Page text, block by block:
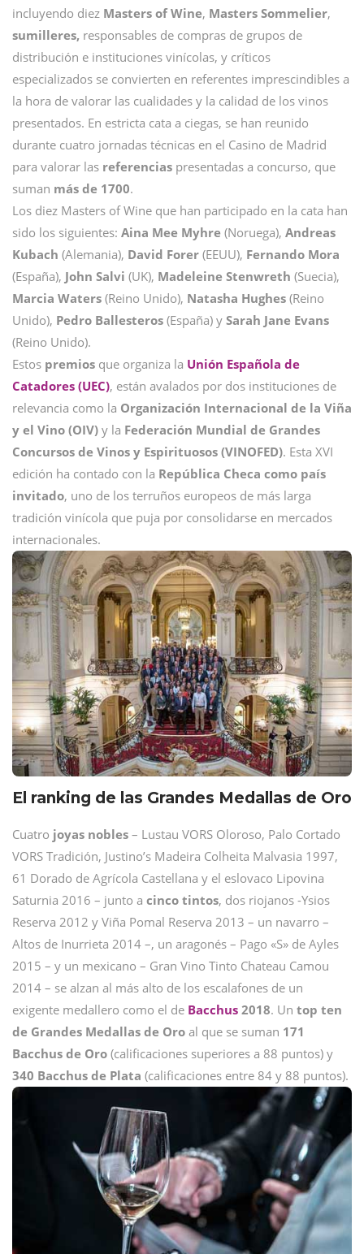
incluyendo diez Masters of Wine, Masters Sommelier,
sumilleres, responsables de compras de grupos de
distribución e instituciones vinícolas, y críticos
especializados se convierten en referentes imprescindibles a
la hora de valorar las cualidades y la calidad de los vinos
presentados. En estricta cata a ciegas, se han reunido
durante cuatro jornadas técnicas en el Casino de Madrid
para valorar las referencias presentadas a concurso, que
suman más de 1700.
Los diez Masters of Wine que han participado en la cata han
sido los siguientes: Aina Mee Myhre (Noruega), Andreas
Kubach (Alemania), David Forer (EEUU), Fernando Mora
(España), John Salvi (UK), Madeleine Stenwreth (Suecia),
Marcia Waters (Reino Unido), Natasha Hughes (Reino
Unido), Pedro Ballesteros (España) y Sarah Jane Evans
(Reino Unido).
Estos premios que organiza la Unión Española de
Catadores (UEC), están avalados por dos instituciones de
relevancia como la Organización Internacional de la Viña
y el Vino (OIV) y la Federación Mundial de Grandes
Concursos de Vinos y Espirituosos (VINOFED). Esta XVI
edición ha contado con la República Checa como país
invitado, uno de los terruños europeos de más larga
tradición vinícola que puja por consolidarse en mercados
internacionales.
El ranking de las Grandes Medallas de Oro
Cuatro joyas nobles – Lustau VORS Oloroso, Palo Cortado
VORS Tradición, Justino’s Madeira Colheita Malvasia 1997,
61 Dorado de Agrícola Castellana y el eslovaco Lipovina
Saturnia 2016 – junto a cinco tintos, dos riojanos -Ysios
Reserva 2012 y Viña Pomal Reserva 2013 – un navarro –
Altos de Inurrieta 2014 –, un aragonés – Pago «S» de Ayles
2015 – y un mexicano – Gran Vino Tinto Chateau Camou
2014 – se alzan al más alto de los escalafones de un
exigente medallero como el de Bacchus 2018. Un top ten
de Grandes Medallas de Oro al que se suman 171
Bacchus de Oro (calificaciones superiores a 88 puntos) y
340 Bacchus de Plata (calificaciones entre 84 y 88 puntos).